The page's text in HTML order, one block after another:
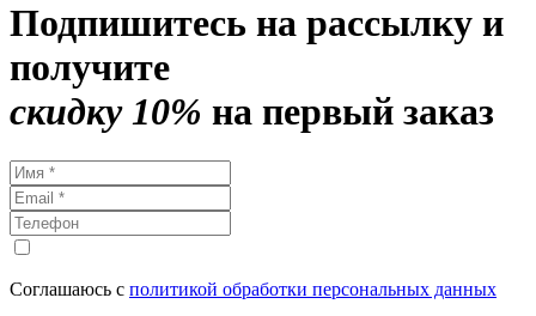
Подпишитесь на рассылку и
получите
скидку 10% на первый заказ
Соглашаюсь с политикой обработки персональных данных